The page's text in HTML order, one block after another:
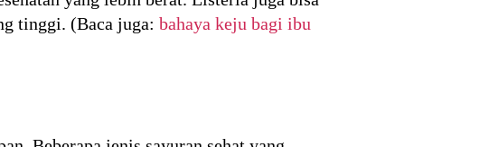
tinggi. (Baca juga: bahaya keju bagi ibu